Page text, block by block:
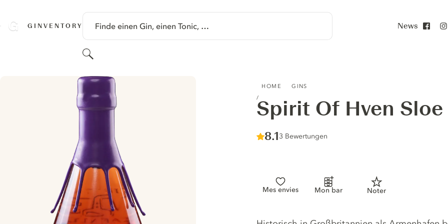
GINVENTORY Finde einen Gin, einen Tonic, …
Suchen
News
HOME GINS
Spirit Of Hven Sloe
Score :
8.1/ 10
3 Bewertungen
Mes envies Mon bar Noter